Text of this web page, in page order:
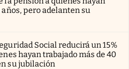
pero adelanten su
Social reducirá un 15%
hayan trabajado más de 40
su jubilación